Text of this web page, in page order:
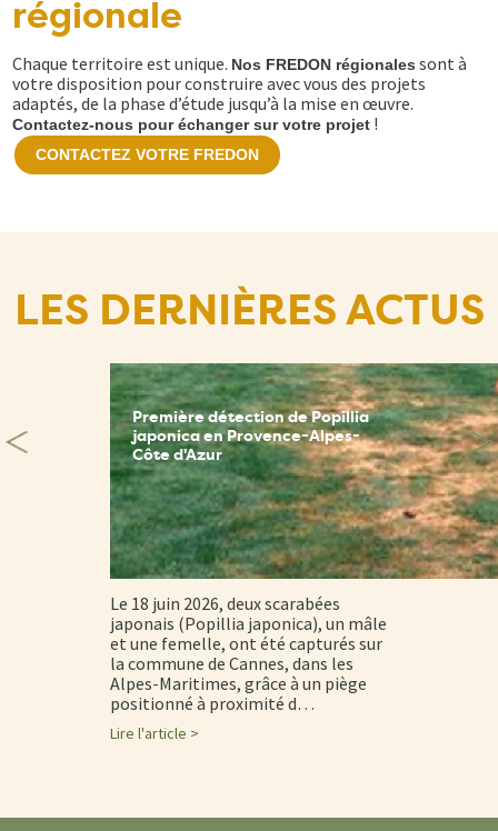
régionale
Chaque territoire est unique. Nos FREDON régionales sont à
votre disposition pour construire avec vous des projets
adaptés, de la phase d’étude jusqu’à la mise en œuvre.
Contactez-nous pour échanger sur votre projet !
CONTACTEZ VOTRE FREDON
LES DERNIÈRES ACTUS
Première détection de Popillia
japonica en Provence-Alpes-
Côte d'Azur
Le 18 juin 2026, deux scarabées
japonais (Popillia japonica), un mâle
et une femelle, ont été capturés sur
la commune de Cannes, dans les
Alpes-Maritimes, grâce à un piège
positionné à proximité d…
Lire l'article >